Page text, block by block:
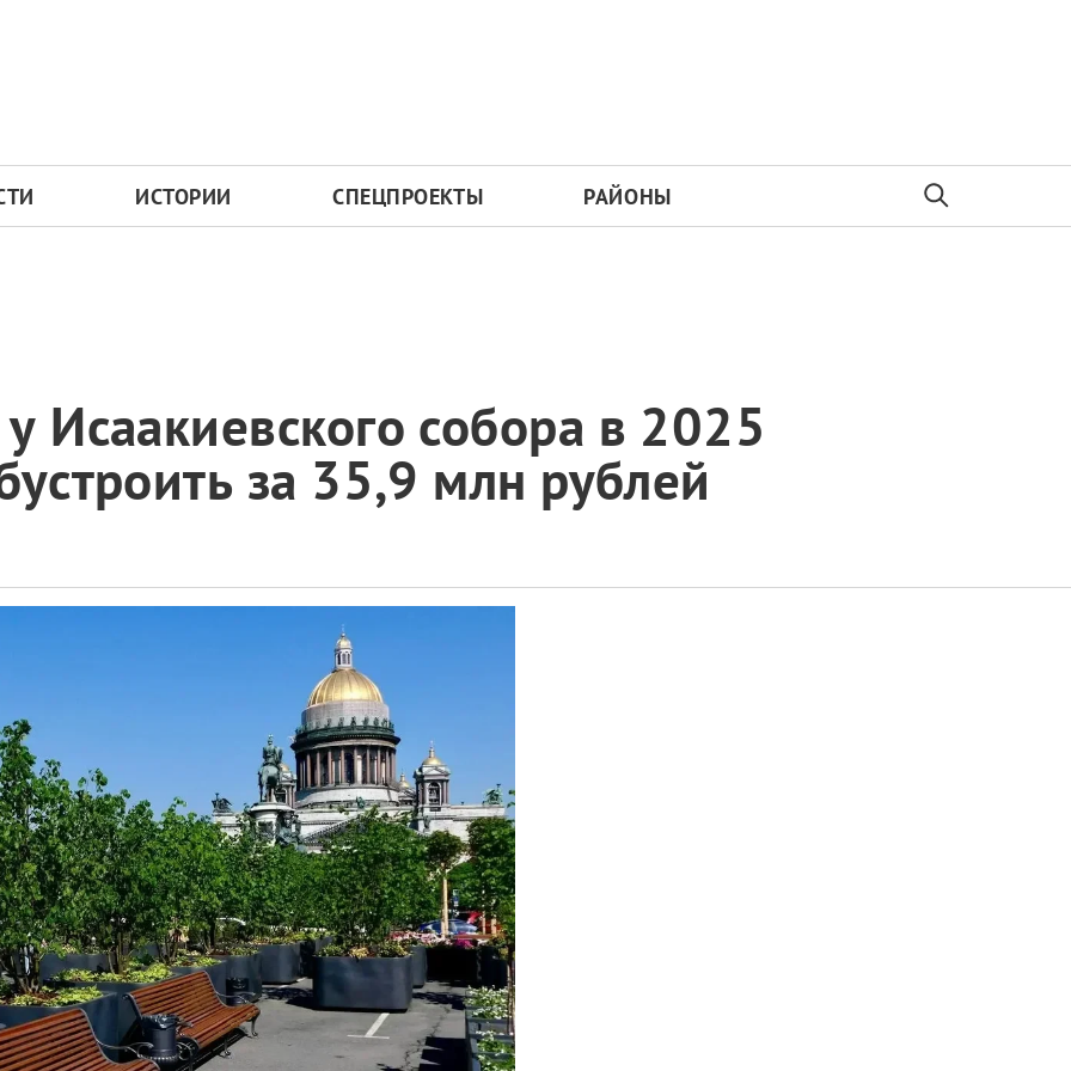
ИСТОРИИ СПЕЦПРОЕКТЫ РАЙОНЫ
Исаакиевского собора в 2025
за 35,9 млн рублей